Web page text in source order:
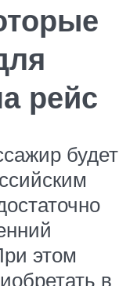
рейс
будет
этом
в